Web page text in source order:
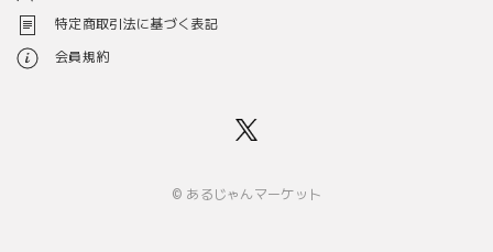
特定商取引法に基づく表記
会員規約
© あるじゃんマーケット